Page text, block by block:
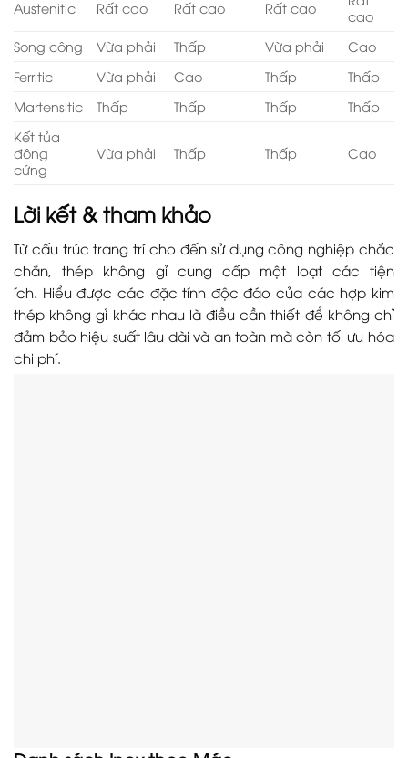
Austenitic Rất cao Rất cao Rất cao
cao
Song công
Vừa phải Thấp Vừa phải
Cao
Ferritic
Vừa phải Cao Thấp
Thấp
Martensitic
Thấp Thấp Thấp
Thấp
Kết tủa
đông
cứng
Vừa phải Thấp Thấp Cao
Lời kết & tham khảo
Từ cấu trúc trang trí cho đến sử dụng công nghiệp chắc
chắn, thép không gỉ cung cấp một loạt các tiện
ích. Hiểu được các đặc tính độc đáo của các hợp kim
thép không gỉ khác nhau là điều cần thiết để không chỉ
đảm bảo hiệu suất lâu dài và an toàn mà còn tối ưu hóa
chi phí.